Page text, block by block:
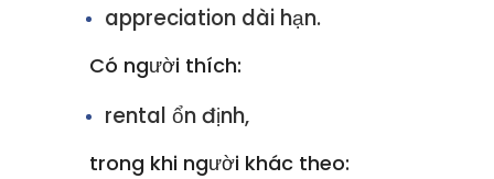
appreciation dài hạn.
Có người thích:
rental ổn định,
trong khi người khác theo: